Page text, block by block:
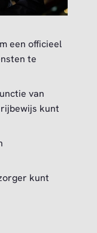
een officieel
te
van
kunt
kunt